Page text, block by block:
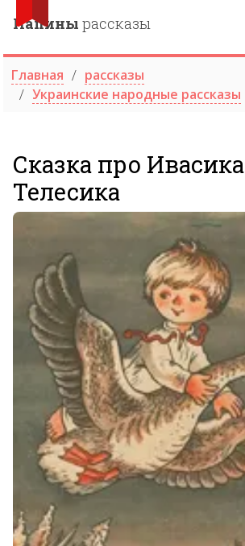
Папины рассказы
Главная
рассказы
Украинские народные рассказы
Сказка про Ивасика
Телесика